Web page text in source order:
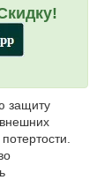
защиту